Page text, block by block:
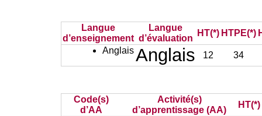
Langue
d’enseignement
Langue
d’évaluation
HT(*) HTPE(*)
AnglaisAnglais 12 34
Code(s)
d’AA
Activité(s)
d’apprentissage (AA)
HT(*)